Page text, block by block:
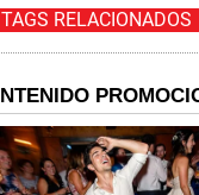
TAGS RELACIONADOS